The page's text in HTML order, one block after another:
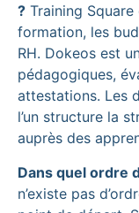
? Training
formation, les
RH. Dokeos est
pédagogiques,
attestations. Les
l’un structure la
auprès des
Dans quel ordre
n’existe pas